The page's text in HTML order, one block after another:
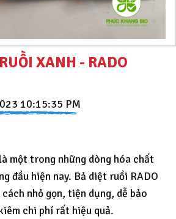
XANH - RADO
10:15:35 PM
một trong những dòng hóa chất
đầu hiện nay. Bả diệt ruồi RADO
cách nhỏ gọn, tiện dụng, dễ bảo
chi phí rất hiệu quả.